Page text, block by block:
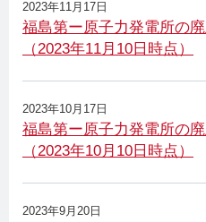
2023年11月17日
福島第ー原子力発電所の
（2023年11月10日時点）
2023年10月17日
福島第ー原子力発電所の
（2023年10月10日時点）
2023年9月20日